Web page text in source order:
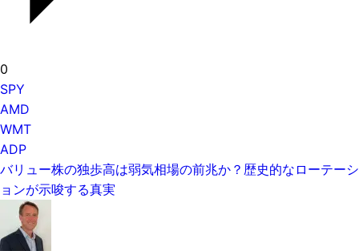
0
SPY
AMD
WMT
ADP
バリュー株の独歩高は弱気相場の前兆か？歴史的なローテーシ
ョンが示唆する真実